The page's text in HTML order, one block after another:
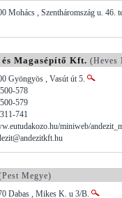
Mohács , Szentháromszág u. 46.
Magasépítő Kft. (Heves
Gyöngyös , Vasút út 5.
578
579
741
miniweb/
Megye)
Dabas , Mikes K. u 3/B.